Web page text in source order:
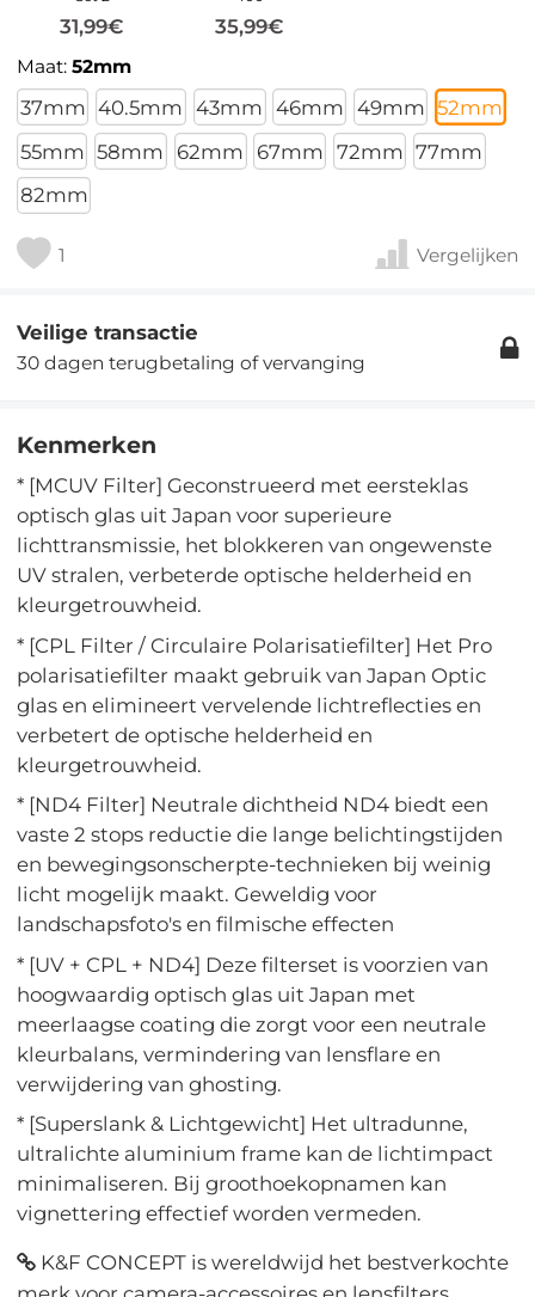
31,99€ 35,99€
Maat:52mm
37mm 40.5mm 43mm 46mm 49mm 52mm
55mm 58mm 62mm 67mm 72mm 77mm
82mm
1 Vergelijken
Veilige transactie
30 dagen terugbetaling of vervanging
Kenmerken
* [MCUV Filter] Geconstrueerd met eersteklas
optisch glas uit Japan voor superieure
lichttransmissie, het blokkeren van ongewenste
UV stralen, verbeterde optische helderheid en
kleurgetrouwheid.
* [CPL Filter / Circulaire Polarisatiefilter] Het Pro
polarisatiefilter maakt gebruik van Japan Optic
glas en elimineert vervelende lichtreflecties en
verbetert de optische helderheid en
kleurgetrouwheid.
* [ND4 Filter] Neutrale dichtheid ND4 biedt een
vaste 2 stops reductie die lange belichtingstijden
en bewegingsonscherpte-technieken bij weinig
licht mogelijk maakt. Geweldig voor
landschapsfoto's en filmische effecten
* [UV + CPL + ND4] Deze filterset is voorzien van
hoogwaardig optisch glas uit Japan met
meerlaagse coating die zorgt voor een neutrale
kleurbalans, vermindering van lensflare en
verwijdering van ghosting.
* [Superslank & Lichtgewicht] Het ultradunne,
ultralichte aluminium frame kan de lichtimpact
minimaliseren. Bij groothoekopnamen kan
vignettering effectief worden vermeden.
K&F CONCEPT is wereldwijd het bestverkochte